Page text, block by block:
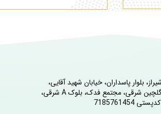
بلوار پاسداران، خیابان شهید آقایی،
خیابان گلچین شرقی، مجتمع فدک، بلوک A شرقی،